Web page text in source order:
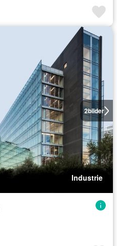
2bilder
Industrie